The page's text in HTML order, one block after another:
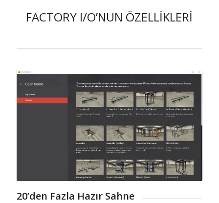
FACTORY I/O’NUN ÖZELLİKLERİ
20’den Fazla Hazır Sahne